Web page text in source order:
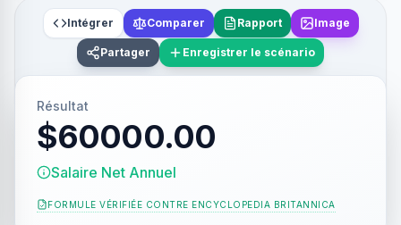
Intégrer Comparer Rapport Image
Partager Enregistrer le scénario
Résultat
$60000.00
Salaire Net Annuel
FORMULE VÉRIFIÉE CONTRE ENCYCLOPEDIA BRITANNICA